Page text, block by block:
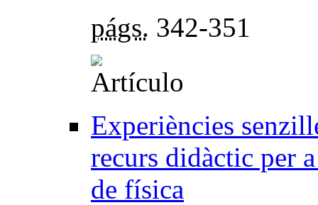
págs. 342-351
Experiències
recurs didàctic per
de física